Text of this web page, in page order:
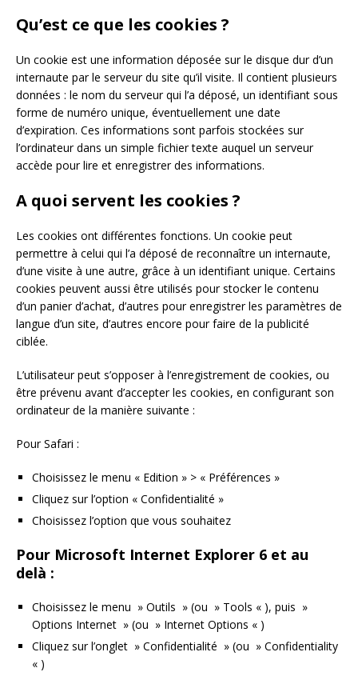
Qu’est ce que les cookies ?
Un cookie est une information déposée sur le disque dur d’un
internaute par le serveur du site qu’il visite. Il contient plusieurs
données : le nom du serveur qui l’a déposé, un identifiant sous
forme de numéro unique, éventuellement une date
d’expiration. Ces informations sont parfois stockées sur
l’ordinateur dans un simple fichier texte auquel un serveur
accède pour lire et enregistrer des informations.
A quoi servent les cookies ?
Les cookies ont différentes fonctions. Un cookie peut
permettre à celui qui l’a déposé de reconnaître un internaute,
d’une visite à une autre, grâce à un identifiant unique. Certains
cookies peuvent aussi être utilisés pour stocker le contenu
d’un panier d’achat, d’autres pour enregistrer les paramètres de
langue d’un site, d’autres encore pour faire de la publicité
ciblée.
L’utilisateur peut s’opposer à l’enregistrement de cookies, ou
être prévenu avant d’accepter les cookies, en configurant son
ordinateur de la manière suivante :
Pour Safari :
Choisissez le menu « Edition » > « Préférences »
Cliquez sur l’option « Confidentialité »
Choisissez l’option que vous souhaitez
Pour Microsoft Internet Explorer 6 et au
delà :
Choisissez le menu » Outils » (ou » Tools « ), puis »
Options Internet » (ou » Internet Options « )
Cliquez sur l’onglet » Confidentialité » (ou » Confidentiality
« )